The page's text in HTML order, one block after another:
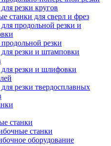
резки кругов
станки для сверл и фрез
продольной резки и
резки
резки и штамповки
резки и шлифовки
резки твердосплавных
станки
станки
оборудование